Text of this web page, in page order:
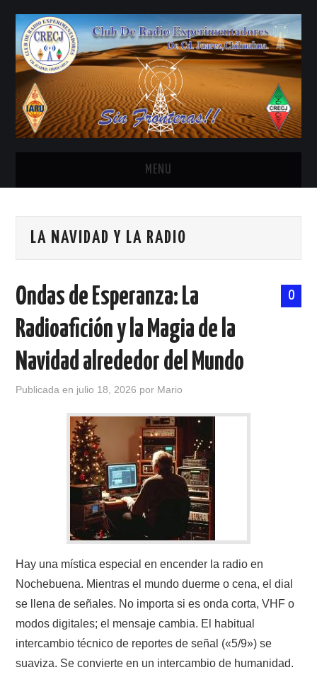
MENU
ANTENAS Y ACCESORIOS
BANDA CIVIL
CONTACTO
HISTORIA DE LA RADIO
IMÁGENES CRECJ
LA PULGA MERCANTE
LITERATURA DE LA RADIO
MIEMBROS ORIGINALES
MODOS DIGITALES
MORSE CW APRENDE Y MAS
NUESTRAS ACTIVIDADES !
LA NAVIDAD Y LA RADIO
0
Ondas de Esperanza: La
Radioafición y la Magia de la
Navidad alrededor del Mundo
Publicada en julio 18, 2026 por Mario
Hay una mística especial en encender la radio en
Nochebuena. Mientras el mundo duerme o cena, el dial
se llena de señales. No importa si es onda corta, VHF o
modos digitales; el mensaje cambia. El habitual
intercambio técnico de reportes de señal («5/9») se
suaviza. Se convierte en un intercambio de humanidad.